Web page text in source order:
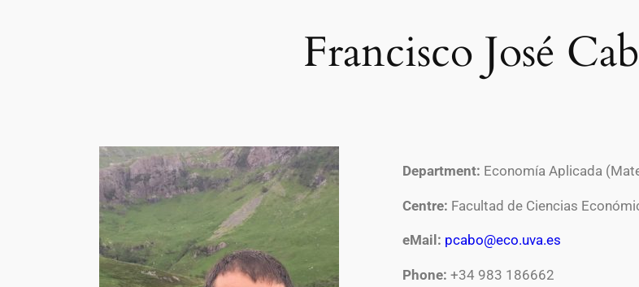
Francisco José
Department: Economía Aplicada
Centre: Facultad de Ciencias
eMail: pcabo@eco.uva.es
Phone: +34 983 186662